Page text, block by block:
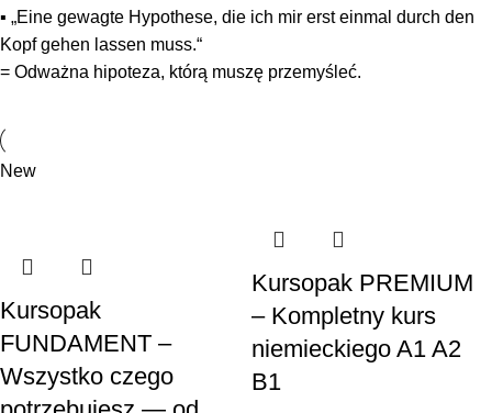
▪ „Eine gewagte Hypothese, die ich mir erst einmal durch den
Kopf gehen lassen muss.“
= Odważna hipoteza, którą muszę przemyśleć.
New
Kursopak
FUNDAMENT –
Wszystko czego
Kursopak PREMIUM
– Kompletny kurs
niemieckiego A1 A2
B1